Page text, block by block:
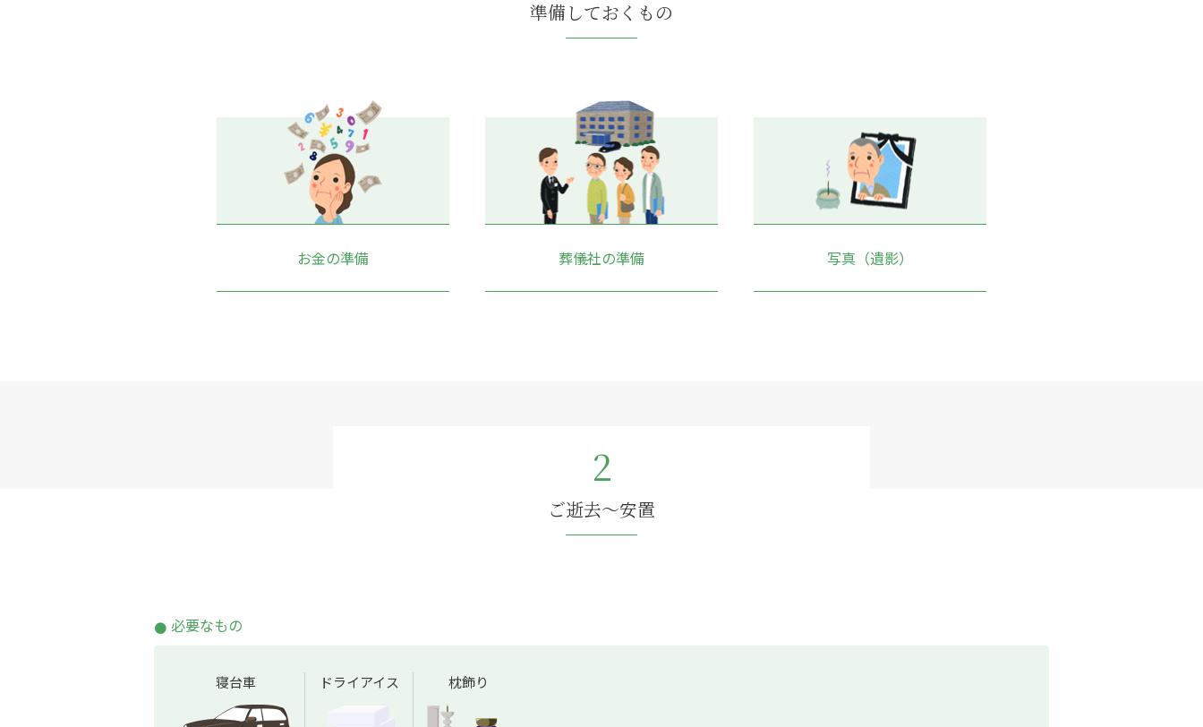
準備しておくもの
お金の準備 葬儀社の準備 写真（遺影）
2
ご逝去～安置
必要なもの
寝台車 ドライアイス 枕飾り